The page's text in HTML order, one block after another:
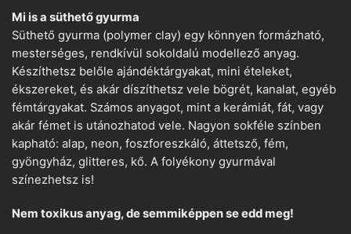
Mi is a süthető gyurma
Süthető gyurma (polymer clay) egy könnyen formázható,
mesterséges, rendkívül sokoldalú modellező anyag.
Készíthetsz belőle ajándéktárgyakat, mini ételeket,
ékszereket, és akár díszíthetsz vele bögrét, kanalat, egyéb
fémtárgyakat. Számos anyagot, mint a kerámiát, fát, vagy
akár fémet is utánozhatod vele. Nagyon sokféle színben
kapható: alap, neon, foszforeszkáló, áttetsző, fém,
gyöngyház, glitteres, kő. A folyékony gyurmával
színezhetsz is!
Nem toxikus anyag, de semmiképpen se edd meg!